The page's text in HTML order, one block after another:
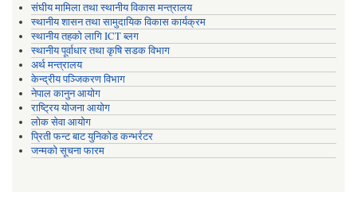
संघीय मामिला तथा स्थानीय विकास मन्त्रालय
स्थानीय शासन तथा सामुदायिक विकास कार्यक्रम
स्थानीय तहको लागि ICT ब्लग
स्थानीय पूर्वाधार तथा कृषि सडक विभाग
अर्थ मन्त्रालय
केन्द्रीय पञ्जिकरण विभाग
नेपाल कानुन आयोग
राष्ट्रिय योजना आयोग
लोक सेवा आयोग
प्रिती फन्ट बाट युनिकोड कन्भर्रटर
जन्मको सूचना फारम